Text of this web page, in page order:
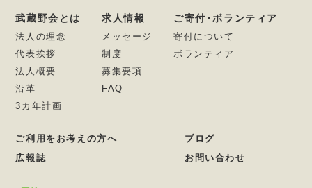
武蔵野会とは
法人の理念
代表挨拶
法人概要
沿革
3カ年計画
求人情報
メッセージ
制度
募集要項
FAQ
ご寄付・ボランティア
寄付について
ボランティア
ご利用をお考えの方へ
ブログ
広報誌
お問い合わせ